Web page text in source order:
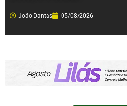
João Dantas 05/08/2026